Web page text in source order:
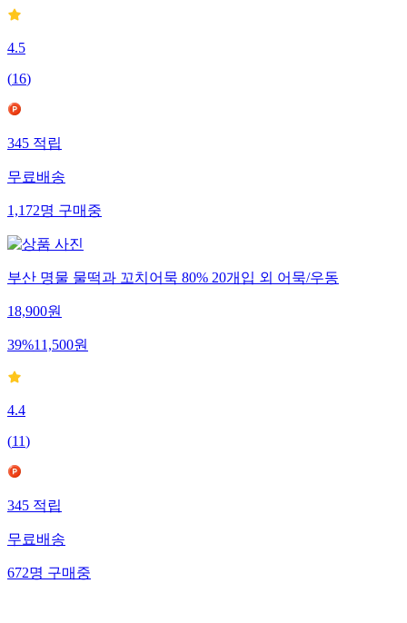
4.5
(16)
345적립
무료배송
1,172명구매중
부산 명물 물떡과 꼬치어묵 80% 20개입 외 어묵/우동
18,900원
39%11,500원
4.4
(11)
345적립
무료배송
672명구매중